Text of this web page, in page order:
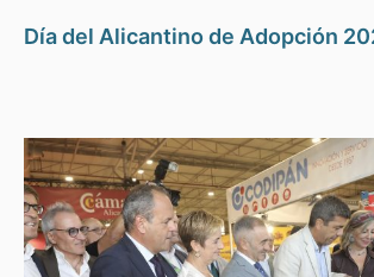
Día del Alicantino de Adopción